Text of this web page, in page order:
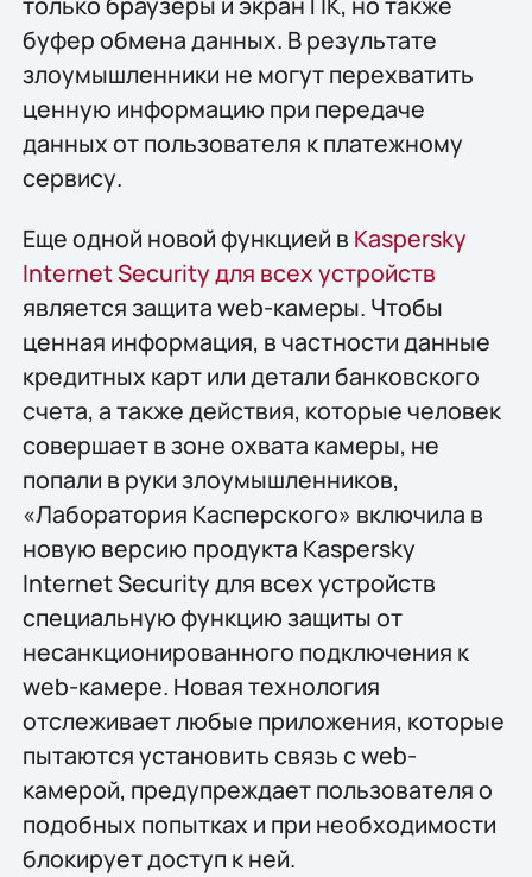
буфер обмена данных. В результате
злоумышленники не могут перехватить
ценную информацию при передаче
данных от пользователя к платежному
сервису.
Еще одной новой функцией в Kaspersky
Internet Security для всех устройств
является защита web-камеры. Чтобы
ценная информация, в частности данные
кредитных карт или детали банковского
счета, а также действия, которые человек
совершает в зоне охвата камеры, не
попали в руки злоумышленников,
«Лаборатория Касперского» включила в
новую версию продукта Kaspersky
Internet Security для всех устройств
специальную функцию защиты от
несанкционированного подключения к
web-камере. Новая технология
отслеживает любые приложения, которые
пытаются установить связь с web-
камерой, предупреждает пользователя о
подобных попытках и при необходимости
блокирует доступ к ней.